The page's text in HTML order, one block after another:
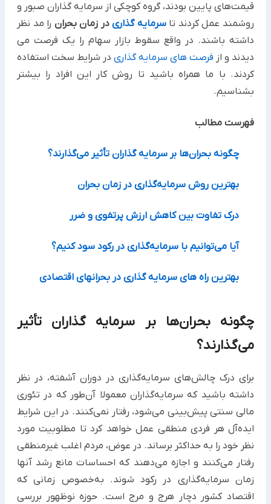
قیمت‌های پایین بودند، گروه کوچکی از سرمایه گذاران صبور و
روشمند عمل کردند تاسرمایه گذاریدر زمان بحران را مد نظر
داشته باشند. در واقع سقوط بازار سهام را یک فرصت می
دیدند و از فرصت‌ های سرمایه گذاری در شرایط سخت استفاده
کردند. با ما همراه باشید تا روش کار این افراد را بیشتر
بشناسیم.
فهرست مطالب
چگونه بحران‌ها بر سرمایه گذاران تأثیر می‌گذارند؟
بهترین روش سرمایه‌گذاری در زمان بحران
درک تفاوت بین کاهش ارزش پرتفوی و ضرر
آیا می‌توانیم با سرمایه‌گذاری در رکود سود کنیم؟
بهترین راه های سرمایه گذاری در بحرانهای اقتصادی
چگونه بحران‌ها بر سرمایه گذاران تأثیر
می‌گذارند؟
برای درک چالش‌های سرمایه‌گذاری در دوران آشفته، در نظر
داشته باشید که سرمایه‌گذاران معمولا آن‌طور که در تئوری
مالی سنتی پیش‌بینی می‌شود، رفتار نمی‌کنند. در این شرایط
ایده‌آل هر فردی منطقی عمل خواهد کرد تا مطلوبیت مورد
نظر خود را به حداکثر برساند. در عوض، مردم اغلب غیرمنطقی
رفتار می‌کنند و اجازه می‌دهند که احساسات مانع رشد آنها
زمان سرمایه‌گذاری در رکود شوند. به‌خصوص زمانی که
اقتصاد کشور دچار هرج و مرج است. حوزه نوظهور بررسی